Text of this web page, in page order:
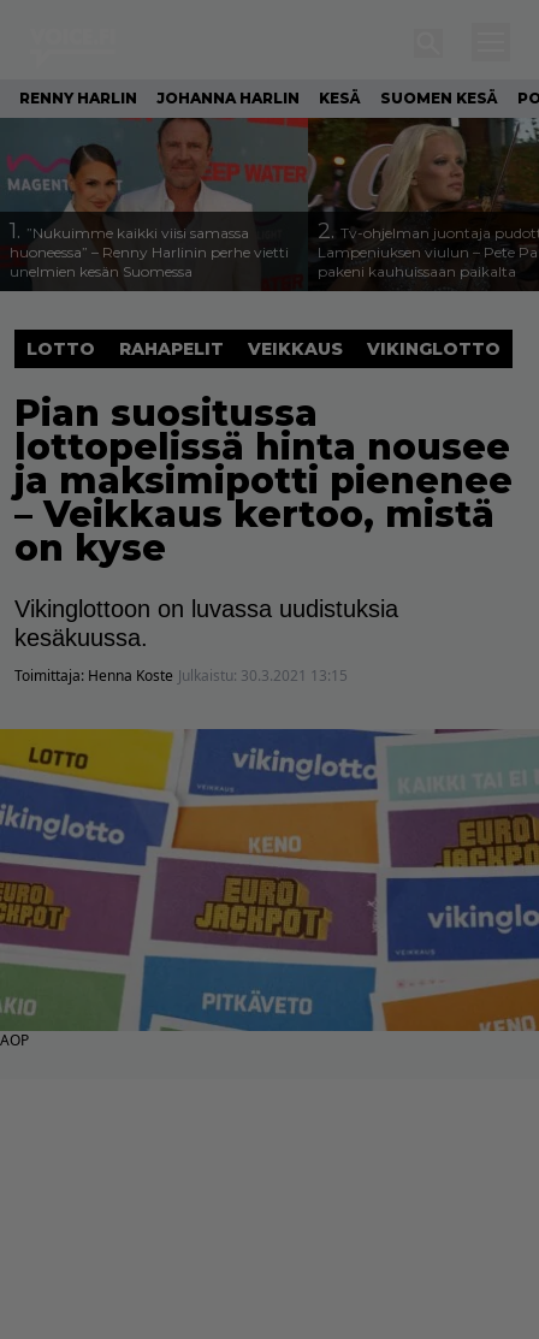
RENNY HARLIN JOHANNA HARLIN KESÄ SUOMEN KESÄ
1. ”Nukuimme kaikki viisi samassa
huoneessa” – Renny Harlinin perhe vietti
unelmien kesän Suomessa
2. Tv-ohjelman juontaja
Lampeniuksen viulun – Pete
pakeni kauhuissaan paikalta
LOTTO RAHAPELIT VEIKKAUS VIKINGLOTTO
Pian suositussa
lottopelissä hinta nousee
ja maksimipotti pienenee
– Veikkaus kertoo, mistä
on kyse
Vikinglottoon on luvassa uudistuksia
kesäkuussa.
Toimittaja: Henna Koste Julkaistu: 30.3.2021 13:15
AOP